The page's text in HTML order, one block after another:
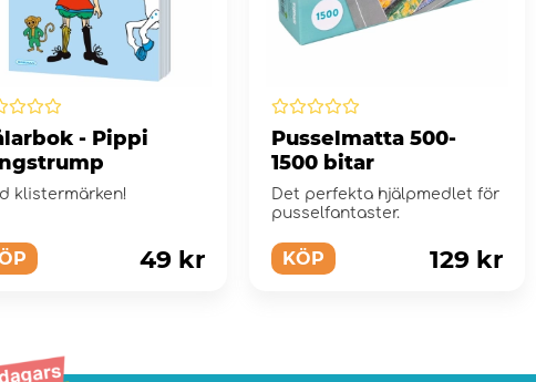
- Pippi
klistermärken!
49 kr
Pusselmatta 500-
1500 bitar
Det perfekta hjälpmedlet för
pusselfantaster.
KÖP 129 kr